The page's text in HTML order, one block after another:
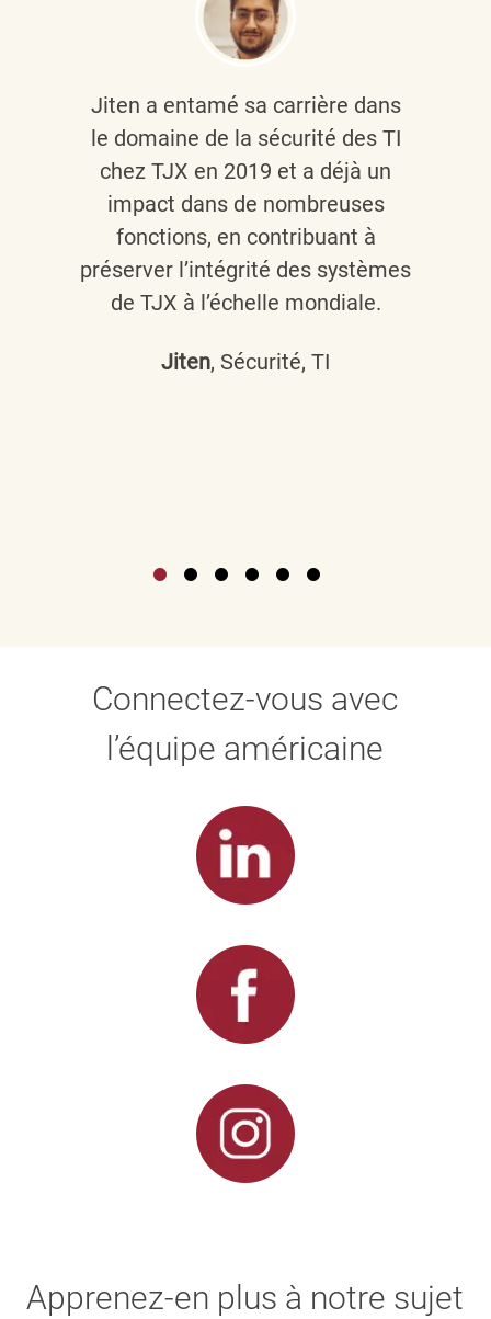
Jiten a entamé sa carrière dans
le domaine de la sécurité des TI
chez TJX en 2019 et a déjà un
impact dans de nombreuses
fonctions, en contribuant à
préserver l’intégrité des systèmes
de TJX à l’échelle mondiale.
Jiten, Sécurité, TI
Connectez-vous avec
l’équipe américaine
Apprenez-en plus à notre sujet